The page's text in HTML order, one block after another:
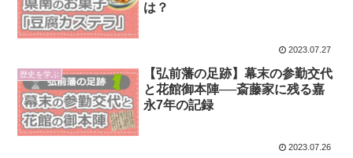
は？
2023.07.27
歴史を学ぶ
【弘前藩の足跡】幕末の参勤交代
と花館御本陣──斎藤家に残る嘉
永7年の記録
2023.07.26